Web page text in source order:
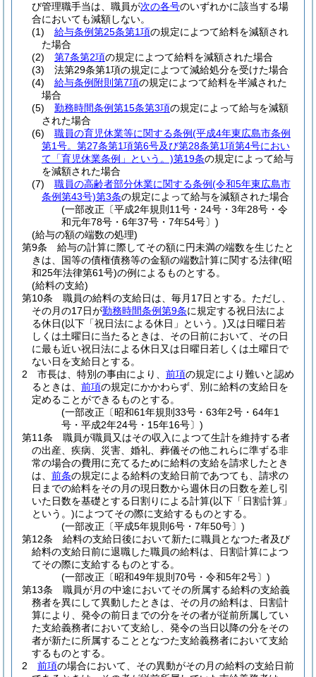
び管理職手当は、職員が次の各号のいずれかに該当する場
合においても減額しない。
(1)
給与条例第25条第1項の規定によつて給料を減額され
た場合
(2)
第7条第2項の規定によつて給料を減額された場合
(3)
法第29条第1項の規定によつて減給処分を受けた場合
(4)
給与条例附則第7項の規定によつて給料を半減された
場合
(5)
勤務時間条例第15条第3項の規定によって給与を減額
された場合
(6)
職員の育児休業等に関する条例(平成4年東広島市条例
第1号。第27条第1項第6号及び第28条第1項第4号におい
て「育児休業条例」という。)第19条の規定によって給与
を減額された場合
(7)
職員の高齢者部分休業に関する条例(令和5年東広島市
条例第43号)第3条の規定によって給与を減額された場合
(一部改正〔平成2年規則11号・24号・3年28号・令
和元年78号・6年37号・7年54号〕)
(給与の額の端数の処理)
第9条
給与の計算に際してその額に円未満の端数を生じたと
きは、国等の債権債務等の金額の端数計算に関する法律(昭
和25年法律第61号)の例によるものとする。
(給料の支給)
第10条
職員の給料の支給日は、毎月17日とする。 ただし、
その月の17日が勤務時間条例第9条に規定する祝日法によ
る休日(以下「祝日法による休日」という。)又は日曜日若
しくは土曜日に当たるときは、その日前において、その日
に最も近い祝日法による休日又は日曜日若しくは土曜日で
ない日を支給日とする。
2
市長は、特別の事由により、 前項の規定により難いと認め
るときは、 前項の規定にかかわらず、別に給料の支給日を
定めることができるものとする。
(一部改正〔昭和61年規則33号・63年2号・64年1
号・平成2年24号・15年16号〕)
第11条
職員が職員又はその収入によつて生計を維持する者
の出産、疾病、災害、婚礼、葬儀その他これらに準ずる非
常の場合の費用に充てるために給料の支給を請求したとき
は、 前条の規定による給料の支給日前であつても、請求の
日までの給料をその月の現日数から週休日の日数を差し引
いた日数を基礎とする日割りによる計算(以下「日割計算」
という。)によつてその際に支給するものとする。
(一部改正〔平成5年規則6号・7年50号〕)
第12条
給料の支給日後において新たに職員となつた者及び
給料の支給日前に退職した職員の給料は、日割計算によつ
てその際に支給するものとする。
(一部改正〔昭和49年規則70号・令和5年2号〕)
第13条
職員が月の中途においてその所属する給料の支給義
務者を異にして異動したときは、その月の給料は、日割計
算により、発令の前日までの分をその者が従前所属してい
た支給義務者において支給し、発令の当日以降の分をその
者が新たに所属することとなつた支給義務者において支給
するものとする。
2
前項の場合において、その異動がその月の給料の支給日前